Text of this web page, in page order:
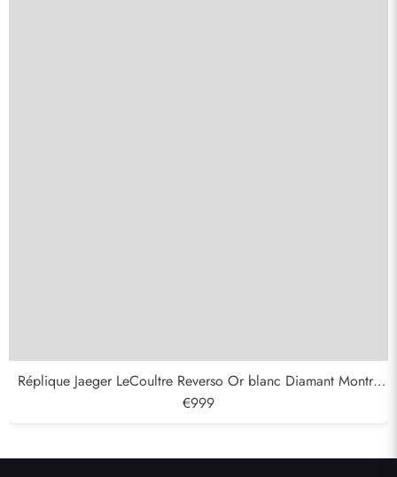
Réplique Jaeger LeCoultre Reverso Or blanc Diamant Montre
Dames 259.3.74 Q3313407
€999